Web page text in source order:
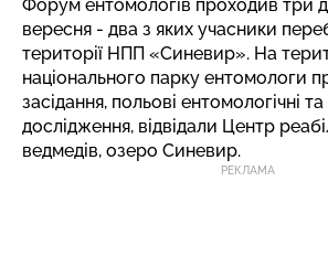
Форум ентомологів проходив три
вересня - два з яких учасники
території НПП «Синевир». На
національного парку ентомологи
засідання, польові ентомологічні та
дослідження, відвідали Центр
ведмедів, озеро Синевир.
РЕКЛАМА